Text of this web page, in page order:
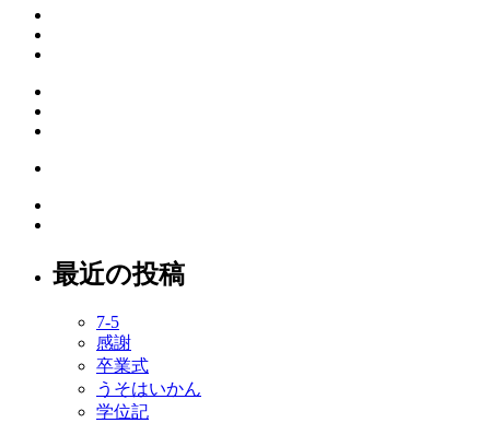
最近の投稿
7-5
感謝
卒業式
うそはいかん
学位記